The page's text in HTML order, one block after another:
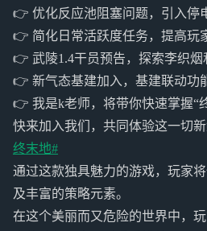
👉 优化反应池阻塞问题，引入停
👉 简化日常活跃度任务，提高玩
👉 武陵1.4干员预告，探索李织
👉 新气态基建加入，基建联动功
👉 我是k老师，将带你快速掌握“
快来加入我们，共同体验这一切新
终末地#
通过这款独具魅力的游戏，玩家
及丰富的策略元素。
在这个美丽而又危险的世界中，